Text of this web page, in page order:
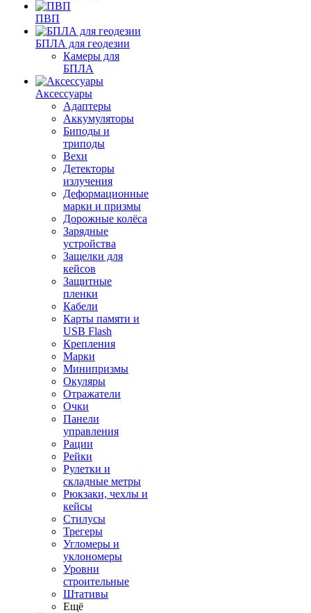
ПВП
БПЛА для геодезии
Камеры для
БПЛА
Аксессуары
Адаптеры
Аккумуляторы
Биподы и
триподы
Вехи
Детекторы
излучения
Деформационные
марки и призмы
Дорожные колёса
Зарядные
устройства
Защелки для
кейсов
Защитные
пленки
Кабели
Карты памяти и
USB Flash
Крепления
Марки
Минипризмы
Окуляры
Отражатели
Очки
Панели
управления
Рации
Рейки
Рулетки и
складные метры
Рюкзаки, чехлы и
кейсы
Стилусы
Трегеры
Угломеры и
уклономеры
Уровни
строительные
Штативы
Ещё